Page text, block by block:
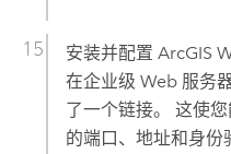
安装并配置 ArcGIS
在企业级 Web 服务
了一个链接。 这使
的端口、地址和身份